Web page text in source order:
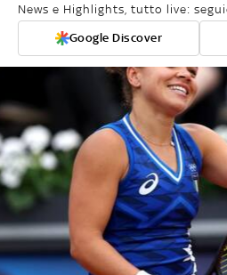
News e Highlights, tutto live:
Google Discover